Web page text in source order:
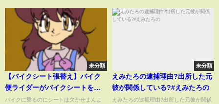
参院選 #自民党
未分類
【バイクシート張替え】バイク
便ライダーがバイクシートを張
替えします！ ホンダブロス 400
バイクに乗るのにシートは欠かせまんよ
未分類
えみたろの逮捕理由?出所した元
彼が関係している?#えみたろの
えみたろの逮捕理由?出所した元彼が関係